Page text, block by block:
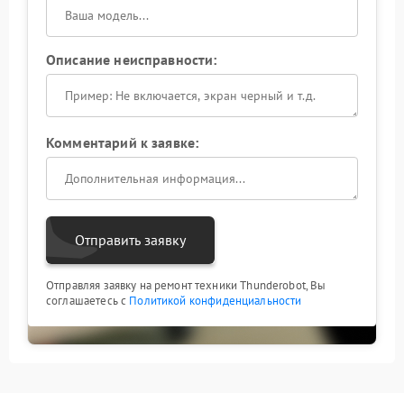
Описание неисправности:
Комментарий к заявке:
Отправить заявку
Отправляя заявку на ремонт техники Thunderobot, Вы
соглашаетесь с Политикой конфиденциальности